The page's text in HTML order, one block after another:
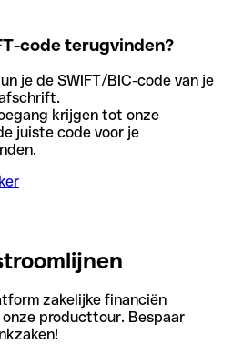
code terugvinden?
je de SWIFT/BIC-code van je
krijgen tot onze
juiste code voor je
zakelijke financiën
producttour. Bespaar